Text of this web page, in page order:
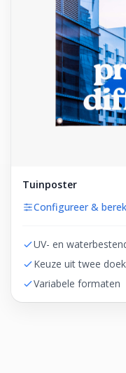
Tuinposter
Configureer &
UV- en
Keuze uit twee
Variabele formaten